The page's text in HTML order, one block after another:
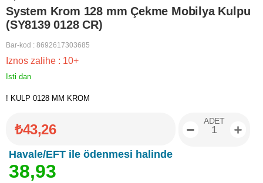
System Krom 128 mm Çekme Mobilya Kulpu
(SY8139 0128 CR)
Bar-kod : 8692617303685
Iznos zalihe : 10+
Isti dan
! KULP 0128 MM KROM
₺43,26
Havale/EFT ile ödenmesi halinde
38,93
ADET